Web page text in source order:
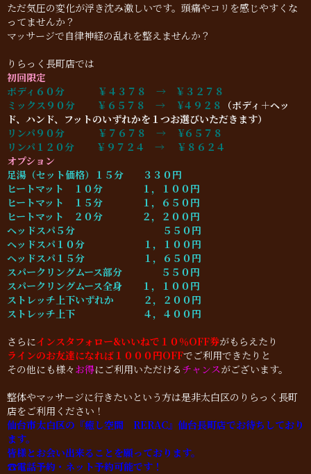
ただ気圧の変化が浮き沈み激しいです。頭痛やコリを感じやすくな
ってませんか？
マッサージで自律神経の乱れを整えませんか？
りらっく長町店では
初回限定
ボディ６０分 ￥４３７８ → ￥３２７８
ミックス９０分 ￥６５７８ → ¥４９２８ （ボディ＋ヘッ
ド、ハンド、フットのいずれかを１つお選びいただきます）
リンパ９０分 ￥７６７８ →
¥６５７８
リンパ１２０分 ￥９７２４ →
￥８６２４
オプション
足湯（セット価格）１５分 ３３０円
ヒートマット １０分 １，１００円
ヒートマット １５分 １，６５０円
ヒートマット ２０分 ２，２００円
ヘッドスパ５分 ５５０円
ヘッドスパ１０分 １，１００円
ヘッドスパ１５分 １，６５０円
スパークリングムース部分 ５５０円
スパークリングムース全身 １，１００円
ストレッチ上下いずれか ２，２００円
ストレッチ上下 ４，４００円
さらにインスタフォロー&いいねで１０％OFF券がもらえたり
ラインのお友達になれば１０００円OFFでご利用できたりと
その他にも様々 お得にご利用いただける チャンスがございます。
整体やマッサージに行きたいという方は是非太白区のりらっく長町
店をご利用ください！
仙台市太白区の『癒し空間 RERAC』仙台長町店でお待ちしており
ます。
皆様とお会い出来ることを願っております。
☎︎電話予約・ネット予約可能です！